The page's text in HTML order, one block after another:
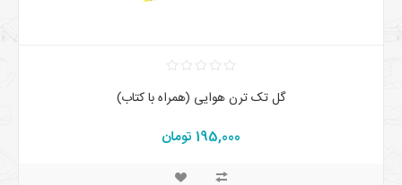
گل تک ترن هوایی (همراه با کتاب)
195,000 تومان